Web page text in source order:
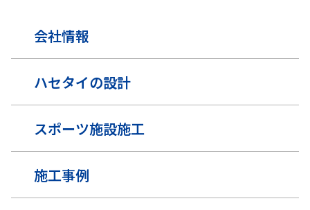
会社情報
ハセタイの設計
スポーツ施設施工
施工事例